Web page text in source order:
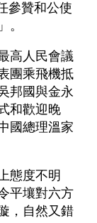
參贊和公使
。
高人民會議
團乘飛機抵
邦國與金永
和歡迎晚
國總理溫家
態度不明
平壤對六方
，自然又錯